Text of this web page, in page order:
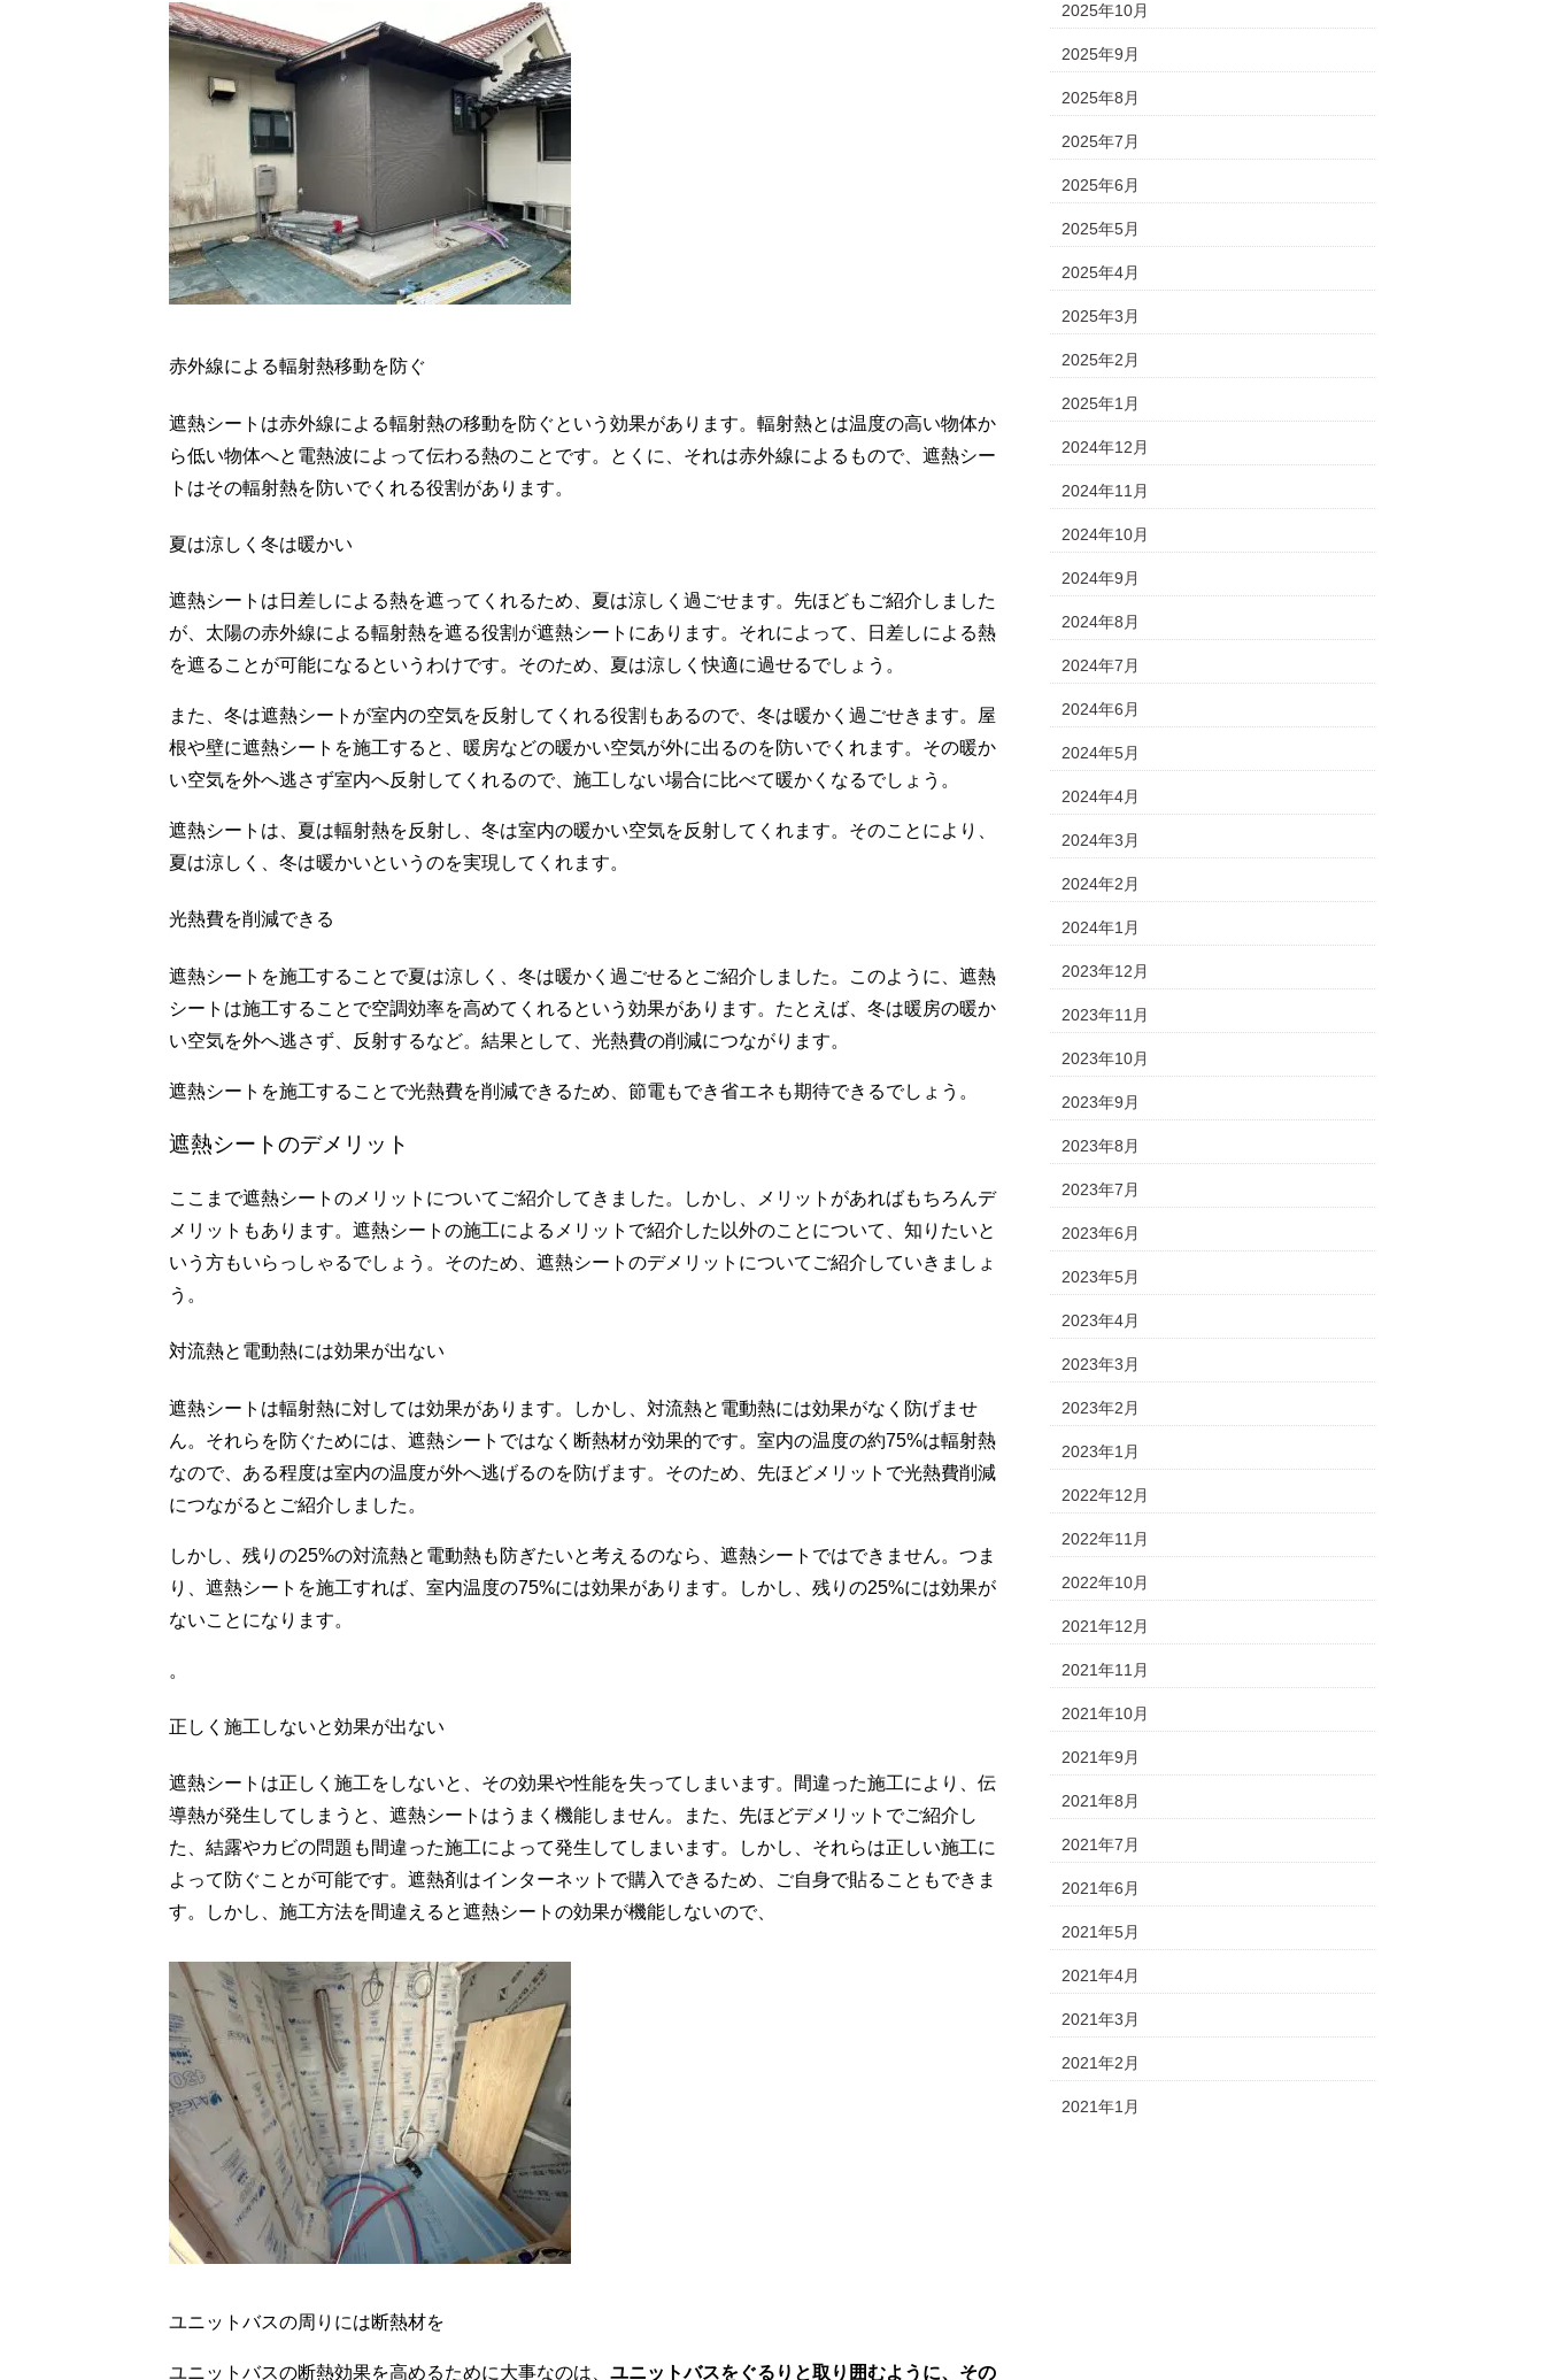
赤外線による輻射熱移動を防ぐ
遮熱シートは赤外線による輻射熱の移動を防ぐという効果があります。輻射熱とは温度の高い物体か
ら低い物体へと電熱波によって伝わる熱のことです。とくに、それは赤外線によるもので、遮熱シー
トはその輻射熱を防いでくれる役割があります。
夏は涼しく冬は暖かい
遮熱シートは日差しによる熱を遮ってくれるため、夏は涼しく過ごせます。先ほどもご紹介しました
が、太陽の赤外線による輻射熱を遮る役割が遮熱シートにあります。それによって、日差しによる熱
を遮ることが可能になるというわけです。そのため、夏は涼しく快適に過せるでしょう。
また、冬は遮熱シートが室内の空気を反射してくれる役割もあるので、冬は暖かく過ごせきます。屋
根や壁に遮熱シートを施工すると、暖房などの暖かい空気が外に出るのを防いでくれます。その暖か
い空気を外へ逃さず室内へ反射してくれるので、施工しない場合に比べて暖かくなるでしょう。
遮熱シートは、夏は輻射熱を反射し、冬は室内の暖かい空気を反射してくれます。そのことにより、
夏は涼しく、冬は暖かいというのを実現してくれます。
光熱費を削減できる
遮熱シートを施工することで夏は涼しく、冬は暖かく過ごせるとご紹介しました。このように、遮熱
シートは施工することで空調効率を高めてくれるという効果があります。たとえば、冬は暖房の暖か
い空気を外へ逃さず、反射するなど。結果として、光熱費の削減につながります。
遮熱シートを施工することで光熱費を削減できるため、節電もでき省エネも期待できるでしょう。
遮熱シートのデメリット
ここまで遮熱シートのメリットについてご紹介してきました。しかし、メリットがあればもちろんデ
メリットもあります。遮熱シートの施工によるメリットで紹介した以外のことについて、知りたいと
いう方もいらっしゃるでしょう。そのため、遮熱シートのデメリットについてご紹介していきましょ
う。
対流熱と電動熱には効果が出ない
遮熱シートは輻射熱に対しては効果があります。しかし、対流熱と電動熱には効果がなく防げませ
ん。それらを防ぐためには、遮熱シートではなく断熱材が効果的です。室内の温度の約75%は輻射熱
なので、ある程度は室内の温度が外へ逃げるのを防げます。そのため、先ほどメリットで光熱費削減
につながるとご紹介しました。
しかし、残りの25%の対流熱と電動熱も防ぎたいと考えるのなら、遮熱シートではできません。つま
り、遮熱シートを施工すれば、室内温度の75%には効果があります。しかし、残りの25%には効果が
ないことになります。
。
正しく施工しないと効果が出ない
遮熱シートは正しく施工をしないと、その効果や性能を失ってしまいます。間違った施工により、伝
導熱が発生してしまうと、遮熱シートはうまく機能しません。また、先ほどデメリットでご紹介し
た、結露やカビの問題も間違った施工によって発生してしまいます。しかし、それらは正しい施工に
よって防ぐことが可能です。遮熱剤はインターネットで購入できるため、ご自身で貼ることもできま
す。しかし、施工方法を間違えると遮熱シートの効果が機能しないので、
ユニットバスの周りには断熱材を
ユニットバスの断熱効果を高めるために大事なのは、 ユニットバスをぐるりと取り囲むように、その
2025年10月
2025年9月
2025年8月
2025年7月
2025年6月
2025年5月
2025年4月
2025年3月
2025年2月
2025年1月
2024年12月
2024年11月
2024年10月
2024年9月
2024年8月
2024年7月
2024年6月
2024年5月
2024年4月
2024年3月
2024年2月
2024年1月
2023年12月
2023年11月
2023年10月
2023年9月
2023年8月
2023年7月
2023年6月
2023年5月
2023年4月
2023年3月
2023年2月
2023年1月
2022年12月
2022年11月
2022年10月
2021年12月
2021年11月
2021年10月
2021年9月
2021年8月
2021年7月
2021年6月
2021年5月
2021年4月
2021年3月
2021年2月
2021年1月